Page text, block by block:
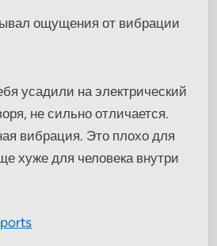
ощущения от вибрации
усадили на электрический
не сильно отличается.
вибрация. Это плохо для
хуже для человека внутри